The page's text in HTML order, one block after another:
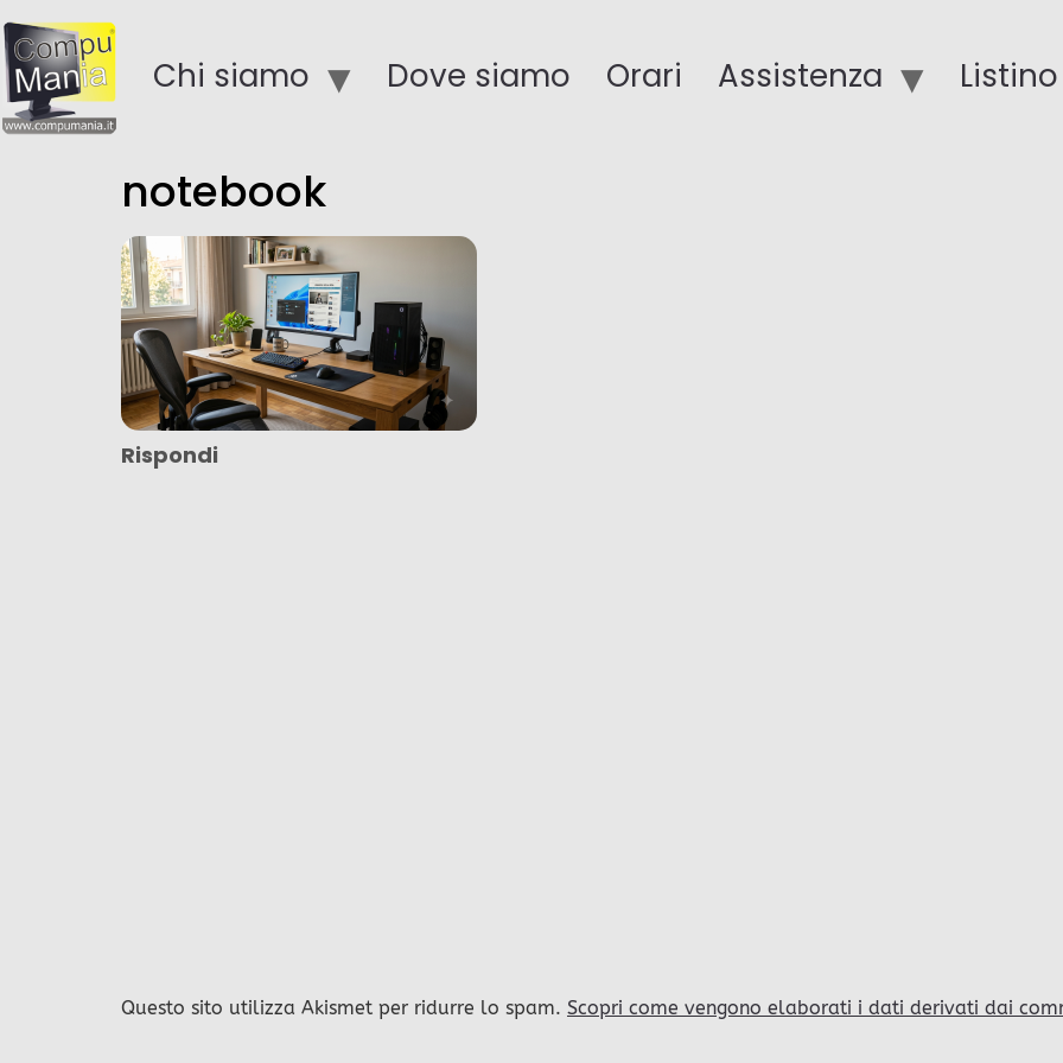
Chi siamo Dove siamo Orari Assistenza
notebook
Rispondi
Questo sito utilizza Akismet per ridurre lo spam. Scopri come vengono elaborati i dati derivati dai